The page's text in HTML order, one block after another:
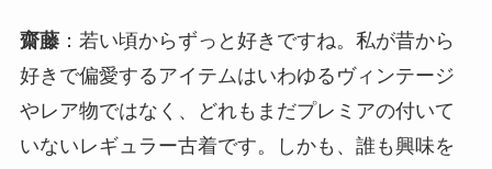
齋藤：若い頃からずっと好きですね。私が昔から
好きで偏愛するアイテムはいわゆるヴィンテージ
やレア物ではなく、どれもまだプレミアの付いて
いないレギュラー古着です。しかも、誰も興味を